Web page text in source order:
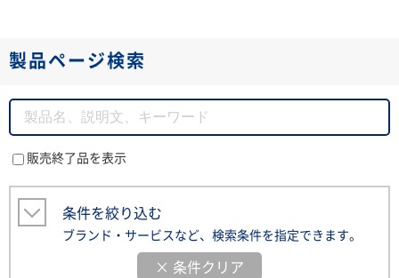
製品ページ検索
販売終了品を表示
条件を絞り込む
ブランド・サービスなど、検索条件を指定できます。
× 条件クリア